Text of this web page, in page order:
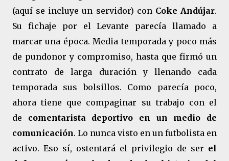
(aquí se incluye un servidor) con Coke Andújar.
Su fichaje por el Levante parecía llamado a
marcar una época. Media temporada y poco más
de pundonor y compromiso, hasta que firmó un
contrato de larga duración y llenando cada
temporada sus bolsillos. Como parecía poco,
ahora tiene que compaginar su trabajo con el
de comentarista deportivo en un medio de
comunicación. Lo nunca visto en un futbolista en
activo. Eso sí, ostentará el privilegio de ser el